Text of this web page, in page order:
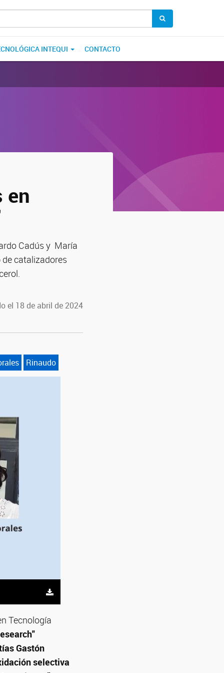
INTEQUI CONTACTO
en
Cadús y María
catalizadores
el 18 de abril de 2024
Rinaudo
Tecnología
Gastón
selectiva